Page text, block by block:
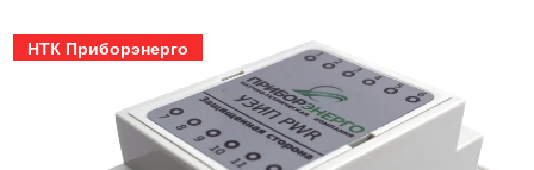
НТК Приборэнерго